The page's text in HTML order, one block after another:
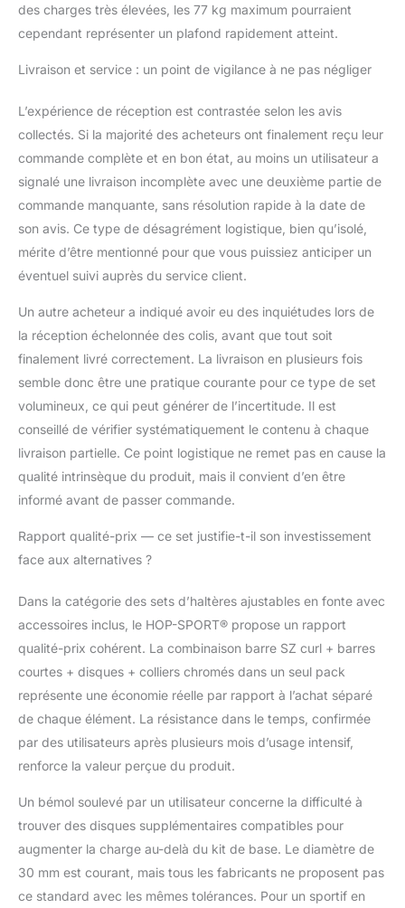
musculaire.
FERMETURES À VIS
AVEC ANNEAUX EN
CAOUTCHOUC POUR
RENFORCÉE: Les
avec des anneaux en
caoutchouc inclus
dans ce set
garantissent une
fixation ferme et
équilibrée des disques
sur les barres.
des charges très élevées, les 77 kg maximum pourraient
cependant représenter un plafond rapidement atteint.
Livraison et service : un point de vigilance à ne pas négliger
L’expérience de réception est contrastée selon les avis
collectés. Si la majorité des acheteurs ont finalement reçu leur
commande complète et en bon état, au moins un utilisateur a
signalé une livraison incomplète avec une deuxième partie de
commande manquante, sans résolution rapide à la date de
son avis. Ce type de désagrément logistique, bien qu’isolé,
mérite d’être mentionné pour que vous puissiez anticiper un
éventuel suivi auprès du service client.
Un autre acheteur a indiqué avoir eu des inquiétudes lors de
la réception échelonnée des colis, avant que tout soit
finalement livré correctement. La livraison en plusieurs fois
semble donc être une pratique courante pour ce type de set
volumineux, ce qui peut générer de l’incertitude. Il est
conseillé de vérifier systématiquement le contenu à chaque
livraison partielle. Ce point logistique ne remet pas en cause la
qualité intrinsèque du produit, mais il convient d’en être
informé avant de passer commande.
Rapport qualité-prix — ce set justifie-t-il son investissement
face aux alternatives ?
Dans la catégorie des sets d’haltères ajustables en fonte avec
accessoires inclus, le HOP-SPORT® propose un rapport
qualité-prix cohérent. La combinaison barre SZ curl + barres
courtes + disques + colliers chromés dans un seul pack
représente une économie réelle par rapport à l’achat séparé
de chaque élément. La résistance dans le temps, confirmée
par des utilisateurs après plusieurs mois d’usage intensif,
renforce la valeur perçue du produit.
Un bémol soulevé par un utilisateur concerne la difficulté à
trouver des disques supplémentaires compatibles pour
augmenter la charge au-delà du kit de base. Le diamètre de
30 mm est courant, mais tous les fabricants ne proposent pas
ce standard avec les mêmes tolérances. Pour un sportif en